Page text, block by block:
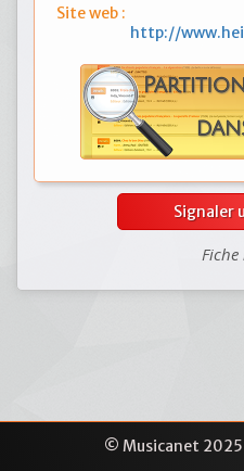
Site web :
http://
Signaler
Fiche
© Musicanet 2025